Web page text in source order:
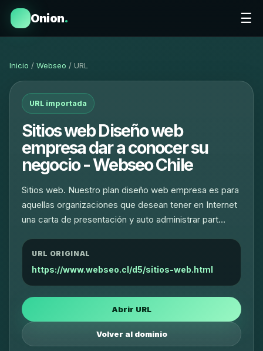
Onion. ☰
Inicio / Webseo / URL
URL importada
Sitios web Diseño web
empresa dar a conocer su
negocio - Webseo Chile
Sitios web. Nuestro plan diseño web empresa es para
aquellas organizaciones que desean tener en Internet
una carta de presentación y auto administrar part…
URL ORIGINAL
https://www.webseo.cl/d5/sitios-web.html
Abrir URL
Volver al dominio